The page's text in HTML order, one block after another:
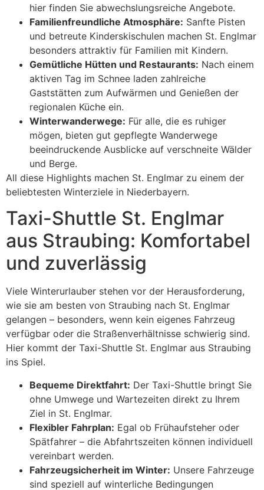
hier finden Sie abwechslungsreiche Angebote.
Familienfreundliche Atmosphäre: Sanfte Pisten
und betreute Kinderskischulen machen St. Englmar
besonders attraktiv für Familien mit Kindern.
Gemütliche Hütten und Restaurants: Nach einem
aktiven Tag im Schnee laden zahlreiche
Gaststätten zum Aufwärmen und Genießen der
regionalen Küche ein.
Winterwanderwege: Für alle, die es ruhiger
mögen, bieten gut gepflegte Wanderwege
beeindruckende Ausblicke auf verschneite Wälder
und Berge.
All diese Highlights machen St. Englmar zu einem der
beliebtesten Winterziele in Niederbayern.
Taxi-Shuttle St. Englmar
aus Straubing: Komfortabel
und zuverlässig
Viele Winterurlauber stehen vor der Herausforderung,
wie sie am besten von Straubing nach St. Englmar
gelangen – besonders, wenn kein eigenes Fahrzeug
verfügbar oder die Straßenverhältnisse schwierig sind.
Hier kommt der Taxi-Shuttle St. Englmar aus Straubing
ins Spiel.
Bequeme Direktfahrt: Der Taxi-Shuttle bringt Sie
ohne Umwege und Wartezeiten direkt zu Ihrem
Ziel in St. Englmar.
Flexibler Fahrplan: Egal ob Frühaufsteher oder
Spätfahrer – die Abfahrtszeiten können individuell
vereinbart werden.
Fahrzeugsicherheit im Winter: Unsere Fahrzeuge
sind speziell auf winterliche Bedingungen